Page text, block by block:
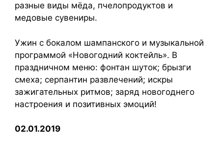
разные виды мёда, пчелопродуктов и
медовые сувениры.
Ужин с бокалом шампанского и музыкальной
программой «Новогодний коктейль». В
праздничном меню: фонтан шуток; брызги
смеха; серпантин развлечений; искры
зажигательных ритмов; заряд новогоднего
настроения и позитивных эмоций!
02.01.2019